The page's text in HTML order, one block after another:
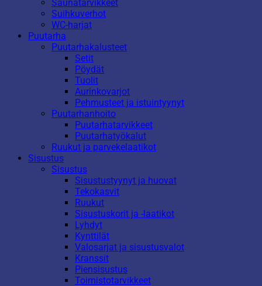
Saunatarvikkeet
Suihkuverhot
WC-harjat
Puutarha
Puutarhakalusteet
Setit
Pöydät
Tuolit
Aurinkovarjot
Pehmusteet ja istuintyynyt
Puutarhanhoito
Puutarhatarvikkeet
Puutarhatyökalut
Ruukut ja parvekelaatikot
Sisustus
Sisustus
Sisustustyynyt ja huovat
Tekokasvit
Ruukut
Sisustuskorit ja -laatikot
Lyhdyt
Kynttilät
Valosarjat ja sisustusvalot
Kranssit
Piensisustus
Toimistotarvikkeet